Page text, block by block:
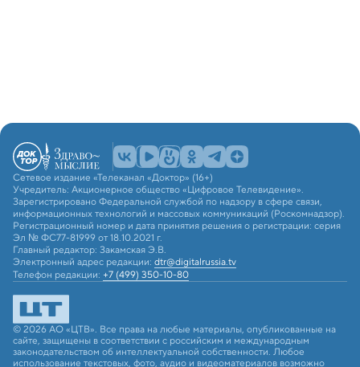
Сетевое издание «Телеканал «Доктор» (16+)
Учредитель: Акционерное общество «Цифровое Телевидение».
Зарегистрировано Федеральной службой по надзору в сфере связи,
информационных технологий и массовых коммуникаций (Роскомнадзор).
Регистрационный номер и дата принятия решения о регистрации: серия
Эл № ФС77-81999 от 18.10.2021 г.
Главный редактор: Закамская Э.В.
Электронный адрес редакции: dtr@digitalrussia.tv
Телефон редакции: +7 (499) 350-10-80
© 2026 АО «ЦТВ». Все права на любые материалы, опубликованные на
сайте, защищены в соответствии с российским и международным
законодательством об интеллектуальной собственности. Любое
использование текстовых, фото, аудио и видеоматериалов возможно